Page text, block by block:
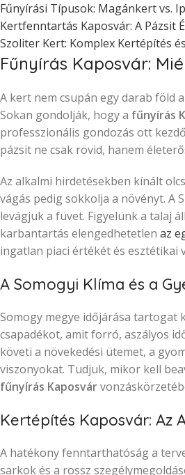
Fűnyírási Típusok: Magánkert vs.
Kertfenntartás Kaposvár: A Pázsit
Szoliter Kert: Komplex Kertépítés
Fűnyírás Kaposvár:
A kert nem csupán egy darab föld
Sokan gondolják, hogy a fűnyírás
professzionális gondozás ott
pázsit ne csak rövid, hanem
Az alkalmi hirdetésekben kínált
vágás pedig sokkolja a növényt. A
levágjuk a füvet. Figyelünk a talaj
karbantartás elengedhetetlen az
ingatlan piaci értékét és esztétikai
A Somogyi Klíma és a
Somogy megye időjárása
csapadékot, amit forró, aszályos
követi a növekedési ütemet, a
viszonyokat. Tudjuk, mikor kell
fűnyírás Kaposvár
Kertépítés Kaposvár: Az
A hatékony fenntarthatóság a
sarkok és a rossz